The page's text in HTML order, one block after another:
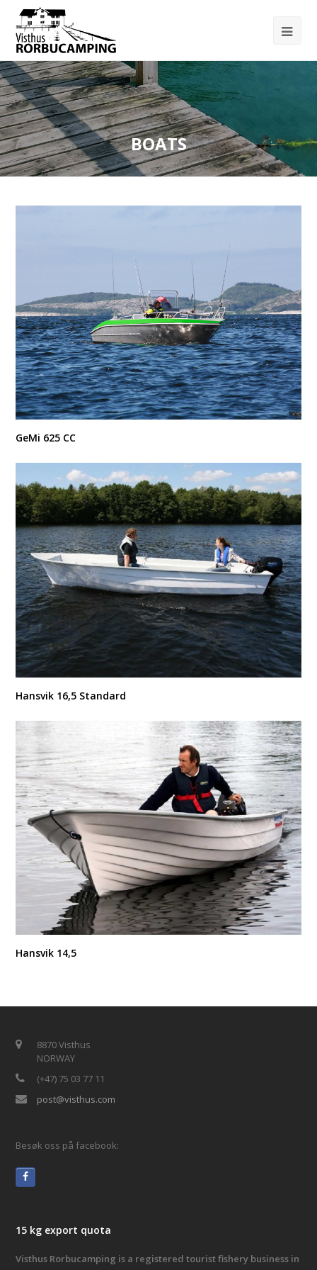
BOATS
GeMi 625 CC
Hansvik 16,5 Standard
Hansvik 14,5
8870 Visthus
NORWAY
(+47) 75 03 77 11
post@visthus.com
Besøk oss på facebook:
15 kg export quota
Visthus Rorbucamping is a registered tourist fishery business in